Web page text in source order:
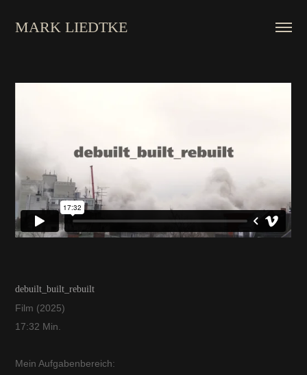
MARK LIEDTKE
debuilt_built_rebuilt
Film (2025)
17:32 Min.
Mein Aufgabenbereich: